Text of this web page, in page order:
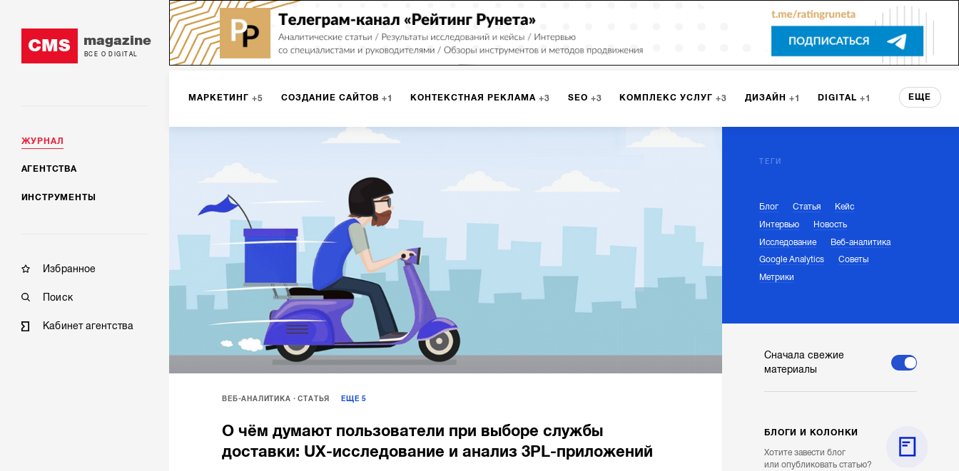
CMS magazine
ВСЕ О DIGITAL
ЖУРНАЛ
АГЕНТСТВА
ИНСТРУМЕНТЫ
Избранное
Поиск
Кабинет агентства
МАРКЕТИНГ 5 СОЗДАНИЕ САЙТОВ 1 КОНТЕКСТНАЯ РЕКЛАМА 3 SEO 3 КОМПЛЕКС УСЛУГ 3 ДИЗАЙН 1 DIGITAL 1
МОБИЛЬНАЯ РАЗРАБОТКА ЮЗАБИЛИТИ МЕНЕДЖМЕНТ 1
ЕЩЕ
ВЕБ-АНАЛИТИКА СТАТЬЯ ЕЩЕ5
О чём думают пользователи при выборе службы
доставки: UX-исследование и анализ 3PL-приложений
ТЕГИ
Блог Статья
Кейс
Интервью
Новость
Исследование
Веб-аналитика
Google Analytics
Советы
Метрики
Сначала свежие
материалы
БЛОГИ И КОЛОНКИ
Хотите завести блог
или опубликовать статью?